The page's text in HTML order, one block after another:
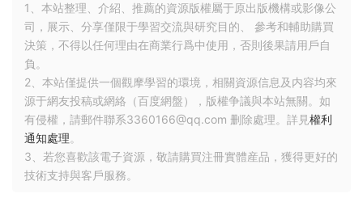
1、本站整理、介紹、推薦的資源版權屬于原出版機構或影像公
司，展示、分享僅限于學習交流與研究目的、 參考和輔助購買
決策，不得以任何理由在商業行爲中使用，否則後果請用戶自
負。
2、本站僅提供一個觀摩學習的環境，相關資源信息及内容均來
源于網友投稿或網絡（百度網盤），版權争議與本站無關。如
有侵權，請郵件聯系3360166@qq.com 删除處理。詳見權利
通知處理。
3、若您喜歡該電子資源，敬請購買注冊實體産品，獲得更好的
技術支持與客戶服務。